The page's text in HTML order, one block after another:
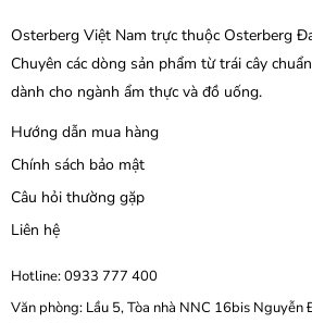
Osterberg Việt Nam trực thuộc Osterberg
Chuyên các dòng sản phẩm từ trái cây
dành cho ngành ẩm thực và đồ uống.
Hướng dẫn mua hàng
Chính sách bảo mật
Câu hỏi thường gặp
Liên hệ
Hotline: 0933 777 400
Văn phòng: Lầu 5, Tòa nhà NNC 16bis Nguyễn